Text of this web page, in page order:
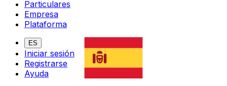
Particulares
Empresa
Plataforma
ES
Iniciar sesión
Registrarse
Ayuda